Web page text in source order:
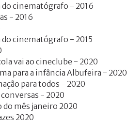
do cinematógrafo - 2016
- 2016
do cinematógrafo - 2015
vai ao cineclube - 2020
para a infância Albufeira - 2020
para todos - 2020
- 2020
do mês janeiro 2020
2020